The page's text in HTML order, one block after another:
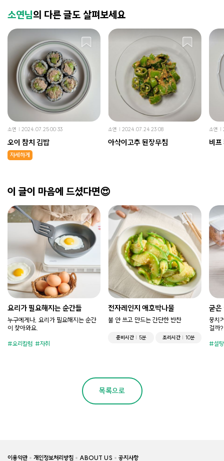
소연님의 다른 글도 살펴보세요
소연 2024.07.25 00:33
오이 참치 김밥
자세하게
소연 2024.07.24 23:08
아삭이고추 된장무침
소연
비프
이 글이 마음에 드셨다면😍
요리가 필요해지는 순간들
누구에게나, 요리가 필요해지는 순간
이 찾아와요.
요리칼럼 자취
전자레인지 애호박나물
불 안 쓰고 만드는 간단한 반찬
준비시간 5분 조리시간 10분
굳은
뭉치
걸까?
설탕
목록으로
이용약관 개인정보처리방침 ABOUT US 공지사항